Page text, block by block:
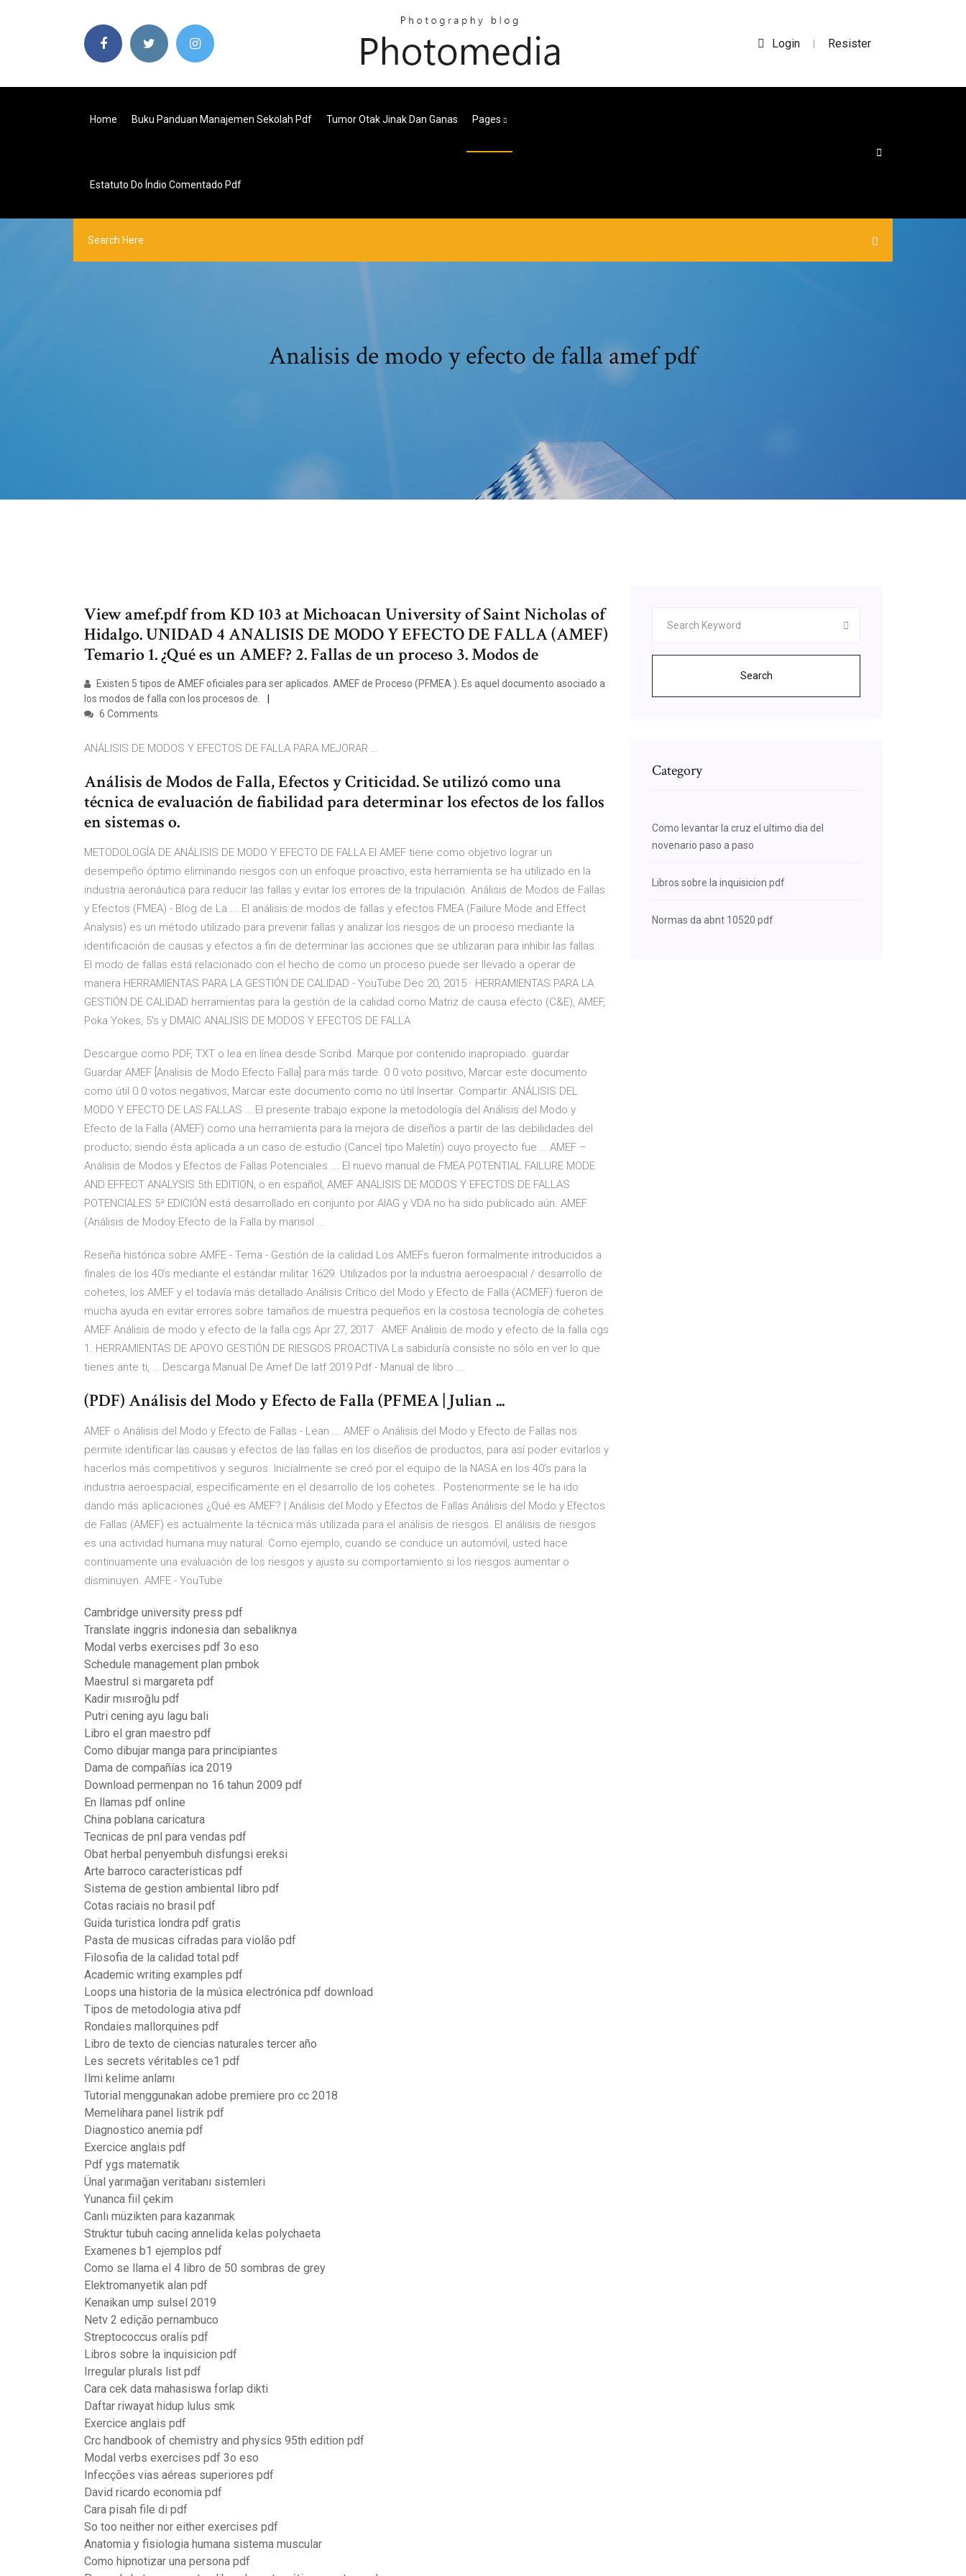
Login | Resister
Home Buku Panduan Manajemen Sekolah Pdf Tumor Otak Jinak Dan Ganas Pages
Estatuto Do Índio Comentado Pdf
Analisis de modo y efecto de falla amef pdf
View amef.pdf from KD 103 at Michoacan University of Saint Nicholas of
Hidalgo. UNIDAD 4 ANALISIS DE MODO Y EFECTO DE FALLA (AMEF)
Temario 1. ¿Qué es un AMEF? 2. Fallas de un proceso 3. Modos de
Existen 5 tipos de AMEF oficiales para ser aplicados. AMEF de Proceso (PFMEA ). Es aquel documento asociado a
los modos de falla con los procesos de.
6 Comments
ANÁLISIS DE MODOS Y EFECTOS DE FALLA PARA MEJORAR …
Análisis de Modos de Falla, Efectos y Criticidad. Se utilizó como una
técnica de evaluación de fiabilidad para determinar los efectos de los fallos
en sistemas o.
METODOLOGÍA DE ANÁLISIS DE MODO Y EFECTO DE FALLA El AMEF tiene como objetivo lograr un
desempeño óptimo eliminando riesgos con un enfoque proactivo, esta herramienta se ha utilizado en la
industria aeronáutica para reducir las fallas y evitar los errores de la tripulación. Análisis de Modos de Fallas
y Efectos (FMEA) - Blog de La ... El análisis de modos de fallas y efectos FMEA (Failure Mode and Effect
Analysis) es un método utilizado para prevenir fallas y analizar los riesgos de un proceso mediante la
identificación de causas y efectos a fin de determinar las acciones que se utilizaran para inhibir las fallas..
El modo de fallas está relacionado con el hecho de como un proceso puede ser llevado a operar de
manera HERRAMIENTAS PARA LA GESTIÓN DE CALIDAD - YouTube Dec 20, 2015 · HERRAMIENTAS PARA LA
GESTIÓN DE CALIDAD herramientas para la gestión de la calidad como Matriz de causa efecto (C&E), AMEF,
Poka Yokes, 5's y DMAIC ANALISIS DE MODOS Y EFECTOS DE FALLA
Descargue como PDF, TXT o lea en línea desde Scribd. Marque por contenido inapropiado. guardar
Guardar AMEF [Analisis de Modo Efecto Falla] para más tarde. 0 0 voto positivo, Marcar este documento
como útil 0 0 votos negativos, Marcar este documento como no útil Insertar. Compartir. ANÁLISIS DEL
MODO Y EFECTO DE LAS FALLAS … El presente trabajo expone la metodología del Análisis del Modo y
Efecto de la Falla (AMEF) como una herramienta para la mejora de diseños a partir de las debilidades del
producto; siendo ésta aplicada a un caso de estudio (Cancel tipo Maletín) cuyo proyecto fue … AMEF –
Análisis de Modos y Efectos de Fallas Potenciales ... El nuevo manual de FMEA POTENTIAL FAILURE MODE
AND EFFECT ANALYSIS 5th EDITION, o en español, AMEF ANALISIS DE MODOS Y EFECTOS DE FALLAS
POTENCIALES 5ª EDICIÓN está desarrollado en conjunto por AIAG y VDA no ha sido publicado aún. AMEF
(Análisis de Modoy Efecto de la Falla by marisol ...
Reseña histórica sobre AMFE - Tema - Gestión de la calidad Los AMEFs fueron formalmente introducidos a
finales de los 40’s mediante el estándar militar 1629. Utilizados por la industria aeroespacial / desarrollo de
cohetes, los AMEF y el todavía más detallado Análisis Crítico del Modo y Efecto de Falla (ACMEF) fueron de
mucha ayuda en evitar errores sobre tamaños de muestra pequeños en la costosa tecnología de cohetes.
AMEF Análisis de modo y efecto de la falla cgs Apr 27, 2017 · AMEF Análisis de modo y efecto de la falla cgs
1. HERRAMIENTAS DE APOYO GESTIÓN DE RIESGOS PROACTIVA La sabiduría consiste no sólo en ver lo que
tienes ante ti, … Descarga Manual De Amef De Iatf 2019.Pdf - Manual de libro ...
(PDF) Análisis del Modo y Efecto de Falla (PFMEA | Julian ...
AMEF o Análisis del Modo y Efecto de Fallas - Lean ... AMEF o Análisis del Modo y Efecto de Fallas nos
permite identificar las causas y efectos de las fallas en los diseños de productos, para así poder evitarlos y
hacerlos más competitivos y seguros. Inicialmente se creó por el equipo de la NASA en los 40’s para la
industria aeroespacial, específicamente en el desarrollo de los cohetes.. Posteriormente se le ha ido
dando más aplicaciones ¿Qué es AMEF? | Análisis del Modo y Efectos de Fallas Análisis del Modo y Efectos
de Fallas (AMEF) es actualmente la técnica más utilizada para el análisis de riesgos. El análisis de riesgos
es una actividad humana muy natural. Como ejemplo, cuando se conduce un automóvil, usted hace
continuamente una evaluación de los riesgos y ajusta su comportamiento si los riesgos aumentar o
disminuyen. AMFE - YouTube
Cambridge university press pdf
Translate inggris indonesia dan sebaliknya
Modal verbs exercises pdf 3o eso
Schedule management plan pmbok
Maestrul si margareta pdf
Kadir mısıroğlu pdf
Putri cening ayu lagu bali
Libro el gran maestro pdf
Como dibujar manga para principiantes
Dama de compañías ica 2019
Download permenpan no 16 tahun 2009 pdf
En llamas pdf online
China poblana caricatura
Tecnicas de pnl para vendas pdf
Obat herbal penyembuh disfungsi ereksi
Arte barroco caracteristicas pdf
Sistema de gestion ambiental libro pdf
Cotas raciais no brasil pdf
Guida turistica londra pdf gratis
Pasta de musicas cifradas para violão pdf
Filosofia de la calidad total pdf
Academic writing examples pdf
Loops una historia de la música electrónica pdf download
Tipos de metodologia ativa pdf
Rondaies mallorquines pdf
Libro de texto de ciencias naturales tercer año
Les secrets véritables ce1 pdf
Ilmi kelime anlamı
Tutorial menggunakan adobe premiere pro cc 2018
Memelihara panel listrik pdf
Diagnostico anemia pdf
Exercice anglais pdf
Pdf ygs matematik
Ünal yarımağan veritabanı sistemleri
Yunanca fiil çekim
Canlı müzikten para kazanmak
Struktur tubuh cacing annelida kelas polychaeta
Examenes b1 ejemplos pdf
Como se llama el 4 libro de 50 sombras de grey
Elektromanyetik alan pdf
Kenaikan ump sulsel 2019
Netv 2 edição pernambuco
Streptococcus oralis pdf
Libros sobre la inquisicion pdf
Irregular plurals list pdf
Cara cek data mahasiswa forlap dikti
Daftar riwayat hidup lulus smk
Exercice anglais pdf
Crc handbook of chemistry and physics 95th edition pdf
Modal verbs exercises pdf 3o eso
Infecções vias aéreas superiores pdf
David ricardo economia pdf
Cara pisah file di pdf
So too neither nor either exercises pdf
Anatomia y fisiologia humana sistema muscular
Como hipnotizar una persona pdf
Search
Category
Como levantar la cruz el ultimo dia del
novenario paso a paso
Libros sobre la inquisicion pdf
Normas da abnt 10520 pdf